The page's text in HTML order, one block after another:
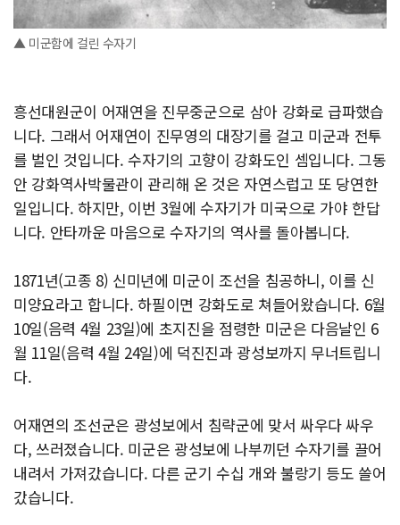
▲ 미군함에 걸린 수자기
흥선대원군이 어재연을 진무중군으로 삼아 강화로 급파했습
니다. 그래서 어재연이 진무영의 대장기를 걸고 미군과 전투
를 벌인 것입니다. 수자기의 고향이 강화도인 셈입니다. 그동
안 강화역사박물관이 관리해 온 것은 자연스럽고 또 당연한
일입니다. 하지만, 이번 3월에 수자기가 미국으로 가야 한답
니다. 안타까운 마음으로 수자기의 역사를 돌아봅니다.
1871년(고종 8) 신미년에 미군이 조선을 침공하니, 이를 신
미양요라고 합니다. 하필이면 강화도로 쳐들어왔습니다. 6월
10일(음력 4월 23일)에 초지진을 점령한 미군은 다음날인 6
월 11일(음력 4월 24일)에 덕진진과 광성보까지 무너트립니
다.
어재연의 조선군은 광성보에서 침략군에 맞서 싸우다 싸우
다, 쓰러졌습니다. 미군은 광성보에 나부끼던 수자기를 끌어
내려서 가져갔습니다. 다른 군기 수십 개와 불랑기 등도 쓸어
갔습니다.